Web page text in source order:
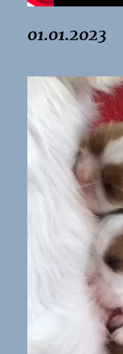
01.01.2023